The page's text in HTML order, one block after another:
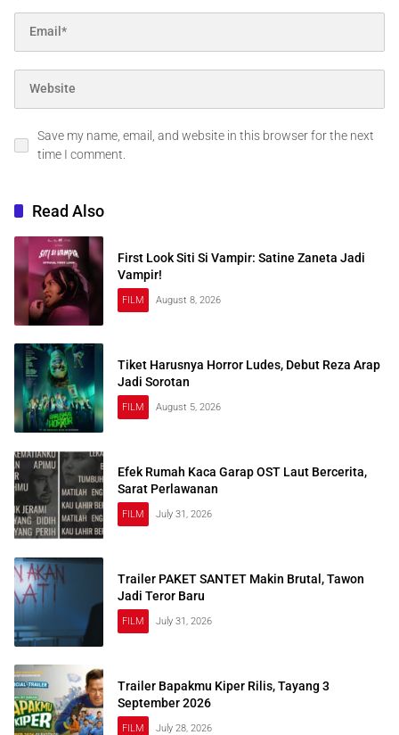
Save my name, email, and website in this browser for the next
time I comment.
Read Also
First Look Siti Si Vampir: Satine Zaneta Jadi
Vampir!
FILM August 8, 2026
Tiket Harusnya Horror Ludes, Debut Reza Arap
Jadi Sorotan
FILM August 5, 2026
Efek Rumah Kaca Garap OST Laut Bercerita,
Sarat Perlawanan
FILM July 31, 2026
Trailer PAKET SANTET Makin Brutal, Tawon
Jadi Teror Baru
FILM July 31, 2026
Trailer Bapakmu Kiper Rilis, Tayang 3
September 2026
FILM July 28, 2026